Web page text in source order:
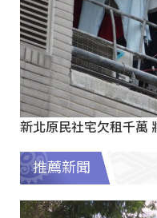
新北原民社宅欠租千萬
推薦新聞